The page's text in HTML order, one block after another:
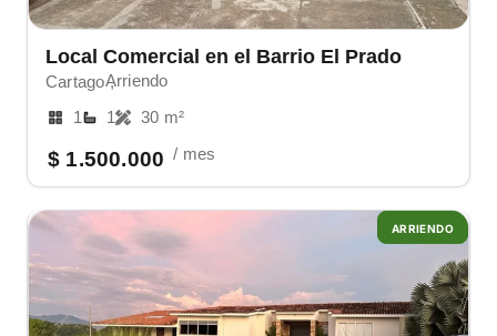
Local Comercial en el Barrio El Prado
Cartago ,Arriendo
1
1 30 m²
$ 1.500.000 / mes
ARRIENDO